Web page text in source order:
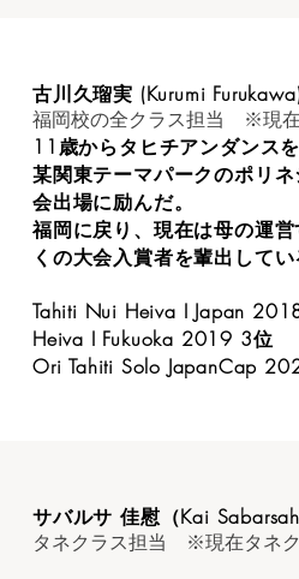
古川久瑠実 (Kurumi
福岡校の全クラス担当 ※現在
11歳からタヒチアンダンス
某関東テーマパークのポリ
会出場に励んだ。
福岡に戻り、現在は母の運
くの大会入賞者を輩出してい
Tahiti Nui Heiva I Japan
Heiva I Fukuoka 2019 3位
Ori Tahiti Solo JapanCap
サバルサ 佳慰（Kai Sabarsah
タネクラス担当 ※現在タネク